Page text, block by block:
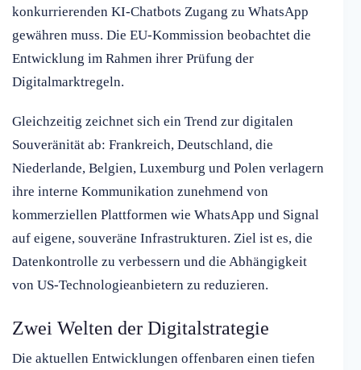
konkurrierenden KI-Chatbots Zugang zu WhatsApp
gewähren muss. Die EU-Kommission beobachtet die
Entwicklung im Rahmen ihrer Prüfung der
Digitalmarktregeln.
Gleichzeitig zeichnet sich ein Trend zur digitalen
Souveränität ab: Frankreich, Deutschland, die
Niederlande, Belgien, Luxemburg und Polen verlagern
ihre interne Kommunikation zunehmend von
kommerziellen Plattformen wie WhatsApp und Signal
auf eigene, souveräne Infrastrukturen. Ziel ist es, die
Datenkontrolle zu verbessern und die Abhängigkeit
von US-Technologieanbietern zu reduzieren.
Zwei Welten der Digitalstrategie
Die aktuellen Entwicklungen offenbaren einen tiefen